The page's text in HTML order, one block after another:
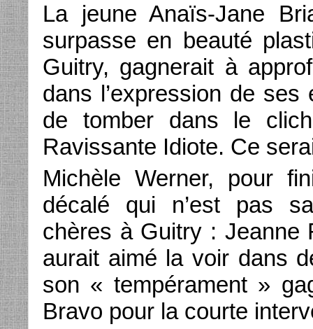
La jeune Anaïs-Jane
surpasse en beauté
Guitry, gagnerait à
dans l’expression de
de tomber dans le
Ravissante Idiote. Ce
Michèle Werner, pour
décalé qui n’est pas
chères à Guitry : Jeanne
aurait aimé la voir dans
son « tempérament »
Bravo pour la courte